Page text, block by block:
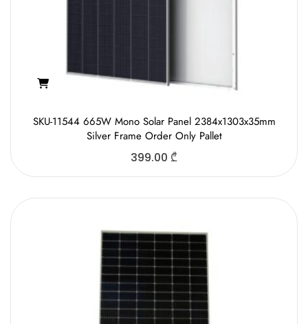
SKU-11544 665W Mono Solar Panel 2384x1303x35mm
Silver Frame Order Only Pallet
399.00 ₾